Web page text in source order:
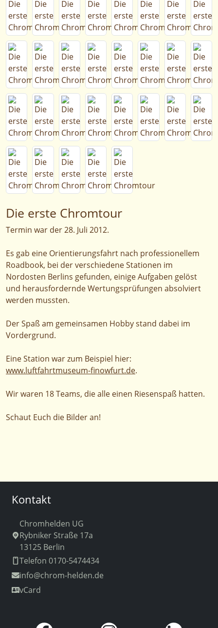
Die erste Chromtour
Termin war der 28. Juli 2012.
Es gab eine Orientierungsfahrt nach professionellem
Roadbook, bei der verschiedene Stationen im
Nordosten Berlins gefunden, einige Aufgaben gelöst
und herausfordernde Wertungsprüfungen absolviert
werden mussten.
Der Spaß am gemeinsamen Hobby stand dabei im
Vordergrund.
Eine Station war zum Beispiel hier:
www.luftfahrtmuseum-finowfurt.de.
Wir waren 18 Teams, die alle einen Riesenspaß hatten.
Schaut Euch die Bilder an!
Kontakt
Chromhelden UG
Rybniker Straße 17a
13125 Berlin
Telefon 0170-5474434
info@chrom-helden.de
vCard